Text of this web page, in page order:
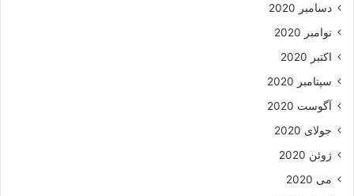
دسامبر 2020
نوامبر 2020
اکتبر 2020
سپتامبر 2020
آگوست 2020
جولای 2020
ژوئن 2020
می 2020